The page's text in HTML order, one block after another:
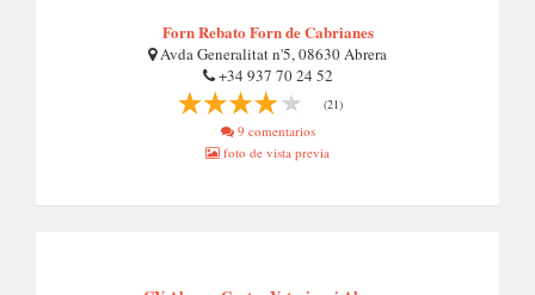
Forn Rebato Forn de Cabrianes
Avda Generalitat n'5, 08630 Abrera
+34 937 70 24 52
(21)
9 comentarios
foto de vista previa